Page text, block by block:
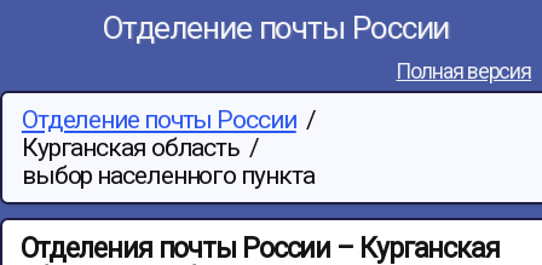
Отделение почты России
Полная версия
Отделение почты России /
Курганская область /
выбор населенного пункта
Отделения почты России – Курганская